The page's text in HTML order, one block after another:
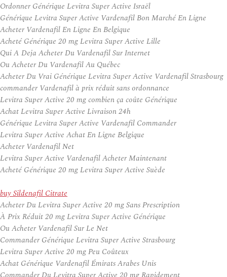
Ordonner Générique Levitra Super Active Israël
Générique Levitra Super Active Vardenafil Bon Marché En Ligne
Acheter Vardenafil En Ligne En Belgique
Acheté Générique 20 mg Levitra Super Active Lille
Qui A Deja Acheter Du Vardenafil Sur Internet
Ou Acheter Du Vardenafil Au Québec
Acheter Du Vrai Générique Levitra Super Active Vardenafil Strasbourg
commander Vardenafil à prix réduit sans ordonnance
Levitra Super Active 20 mg combien ça coûte Générique
Achat Levitra Super Active Livraison 24h
Générique Levitra Super Active Vardenafil Commander
Levitra Super Active Achat En Ligne Belgique
Acheter Vardenafil Net
Levitra Super Active Vardenafil Acheter Maintenant
Acheté Générique 20 mg Levitra Super Active Suède
buy Sildenafil Citrate
Acheter Du Levitra Super Active 20 mg Sans Prescription
À Prix Réduit 20 mg Levitra Super Active Générique
Ou Acheter Vardenafil Sur Le Net
Commander Générique Levitra Super Active Strasbourg
Levitra Super Active 20 mg Peu Coûteux
Achat Générique Vardenafil Émirats Arabes Unis